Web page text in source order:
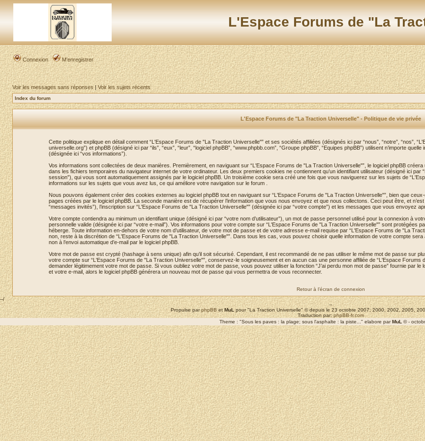
L'Espace Forums de "La
Connexion M’enregistrer
Voir les messages sans réponses|Voir les sujets récents
Index du forum
L'Espace Forums de "La Traction Universelle" - Politique de vie privée
Cette politique explique en détail comment “L'Espace Forums de "La Traction Universelle"” et ses sociétés affiliées (désignés ici par “nous”, “notre”, “nos”,
universelle.org”) et phpBB (désigné ici par “ils”, “eux”, “leur”, “logiciel phpBB”, “www.phpbb.com”, “Groupe phpBB”, “Equipes phpBB”) utilisent n’importe
(désignée ici “vos informations”).
Vos informations sont collectées de deux manières. Premièrement, en naviguant sur “L'Espace Forums de "La Traction Universelle"”, le logiciel phpBB
dans les fichiers temporaires du navigateur internet de votre ordinateur. Les deux premiers cookies ne contiennent qu’un identifiant utilisateur (désigné ici par
session”), qui vous sont automatiquement assignés par le logiciel phpBB. Un troisième cookie sera créé une fois que vous naviguerez sur les sujets de
informations sur les sujets que vous avez lus, ce qui améliore votre navigation sur le forum .
Nous pouvons également créer des cookies externes au logiciel phpBB tout en naviguant sur “L'Espace Forums de "La Traction Universelle"”, bien que
pages créées par le logiciel phpBB. La seconde manière est de récupérer l’information que vous nous envoyez et que nous collectons. Ceci peut être, et
“messages invités”), l’inscription sur “L'Espace Forums de "La Traction Universelle"” (désignée ici par “votre compte”) et les messages que vous envoyez
Votre compte contiendra au minimum un identifiant unique (désigné ici par “votre nom d’utilisateur”), un mot de passe personnel utilisé pour la connexion à
personnelle valide (désignée ici par “votre e-mail”). Vos informations pour votre compte sur “L'Espace Forums de "La Traction Universelle"” sont protégées
héberge. Toute information en-dehors de votre nom d’utilisateur, de votre mot de passe et de votre adresse e-mail requise par “L'Espace Forums de "La
non, reste à la discrétion de “L'Espace Forums de "La Traction Universelle"”. Dans tous les cas, vous pouvez choisir quelle information de votre compte
non à l’envoi automatique d’e-mail par le logiciel phpBB.
Votre mot de passe est crypté (hashage à sens unique) afin qu’il soit sécurisé. Cependant, il est recommandé de ne pas utiliser le même mot de passe sur
votre compte sur “L'Espace Forums de "La Traction Universelle"”, conservez-le soigneusement et en aucun cas une personne affiliée de “L'Espace Forums
demander légitimement votre mot de passe. Si vous oubliez votre mot de passe, vous pouvez utiliser la fonction “J’ai perdu mon mot de passe” fournie par
et votre e-mail, alors le logiciel phpBB générera un nouveau mot de passe qui vous permettra de vous reconnecter.
Retour à l’écran de connexion
--/
--
Propulse parphpBBetMuLpour "La Traction Universelle" © depuis le 23 octobre 2007; 2000, 2002, 2005,
Traduction par:phpBB-fr.com
Theme : "Sous les paves : la plage; sous l'asphalte : la piste..." elabore parMuL © -